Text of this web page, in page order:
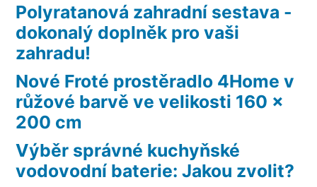
Polyratanová zahradní sestava -
dokonalý doplněk pro vaši
zahradu!
Nové Froté prostěradlo 4Home v
růžové barvě ve velikosti 160 x
200 cm
Výběr správné kuchyňské
vodovodní baterie: Jakou zvolit?